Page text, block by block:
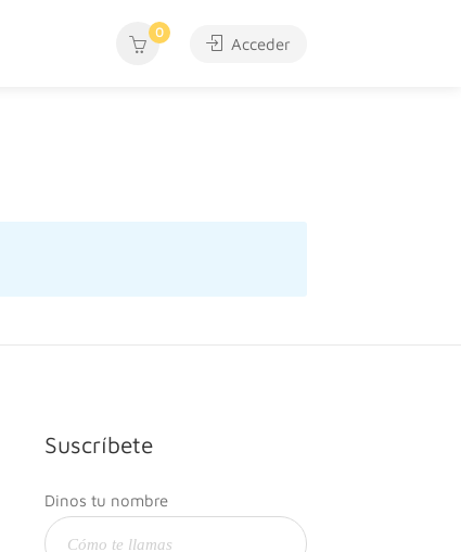
0
Acceder
Suscríbete
Dinos tu nombre